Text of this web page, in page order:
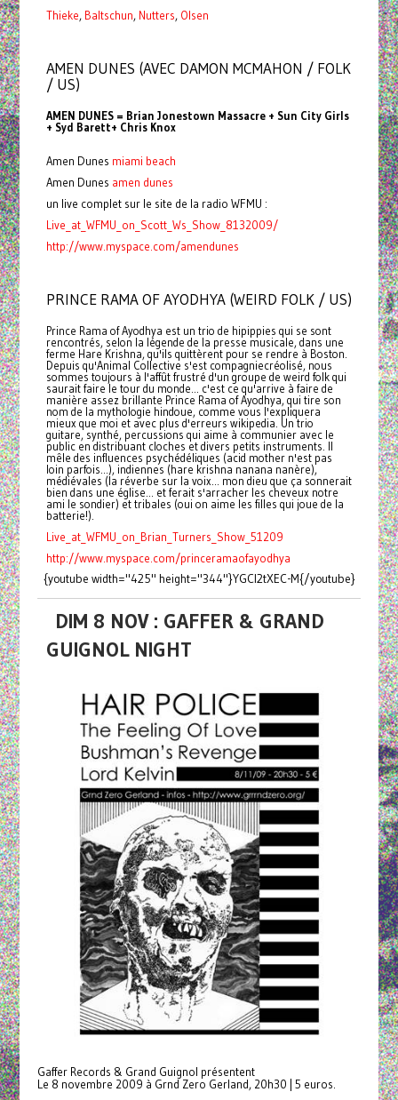
Thieke, Baltschun, Nutters, Olsen
AMEN DUNES (AVEC DAMON MCMAHON / FOLK
/ US)
AMEN DUNES = Brian Jonestown Massacre + Sun City Girls
+ Syd Barett+ Chris Knox
Amen Dunes miami beach
Amen Dunes amen dunes
un live complet sur le site de la radio WFMU :
Live_at_WFMU_on_Scott_Ws_Show_8132009/
http://www.myspace.com/amendunes
PRINCE RAMA OF AYODHYA (WEIRD FOLK / US)
Prince Rama of Ayodhya est un trio de hipippies qui se sont
rencontrés, selon la légende de la presse musicale, dans une
ferme Hare Krishna, qu'ils quittèrent pour se rendre à Boston.
Depuis qu'Animal Collective s'est compagniecréolisé, nous
sommes toujours à l'affût frustré d'un groupe de weird folk qui
saurait faire le tour du monde... c'est ce qu'arrive à faire de
manière assez brillante Prince Rama of Ayodhya, qui tire son
nom de la mythologie hindoue, comme vous l'expliquera
mieux que moi et avec plus d'erreurs wikipedia. Un trio
guitare, synthé, percussions qui aime à communier avec le
public en distribuant cloches et divers petits instruments. Il
mêle des influences psychédéliques (acid mother n'est pas
loin parfois...), indiennes (hare krishna nanana nanère),
médiévales (la réverbe sur la voix... mon dieu que ça sonnerait
bien dans une église... et ferait s'arracher les cheveux notre
ami le sondier) et tribales (oui on aime les filles qui joue de la
batterie!).
Live_at_WFMU_on_Brian_Turners_Show_51209
http://www.myspace.com/princeramaofayodhya
{youtube width="425" height="344"}YGCl2tXEC-M{/youtube}
DIM 8 NOV : GAFFER & GRAND
GUIGNOL NIGHT
Gaffer Records & Grand Guignol présentent
Le 8 novembre 2009 à Grnd Zero Gerland, 20h30 | 5 euros.